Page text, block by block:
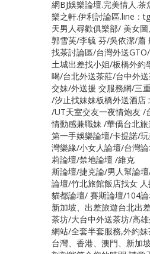
網BJ娛樂論壇.完美情人.
樂之軒.伊利討論區.line：
天男人尋歡俱樂部/ 美女
郭雪芙/李毓 芬/吳依潔/蕭
找茶討論區/台灣外送
土城出差找小姐/板橋外
喝/台北外送茶莊/台中外
交妹/外送援 交服務網/三
/汐止找妹妹板橋外送酒店
/UT天室交友一夜情炮友 /
情動感兼職妹 /華僑台北
第一手娛樂論壇/卡提諾/
灣樂緣/小女人論壇/台灣
莉論壇/禁地論壇 /維克
斯論壇/捷克論/男人幫論
論壇/竹北旅館飯店找女
貓都論壇/ 賽斯論壇/104
新加坡、出差旅遊台北出
茶坊/大台中外送茶坊/高
網站/全套半套服務,外約
台灣、香港、澳門、新加